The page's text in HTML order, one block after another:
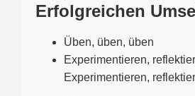
Erfolgreichen
Üben, üben, üben
Experimentieren,
Experimentieren,